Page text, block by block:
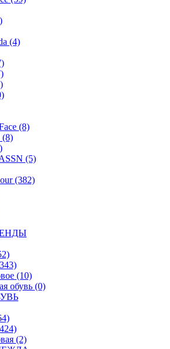
(4)
(8)
(8)
(5)
(382)
(10)
обувь (0)
(2)